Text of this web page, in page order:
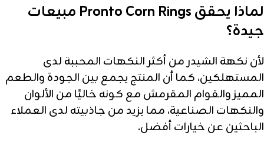
لماذا يحقق Pronto Corn Rings مبيعات
جيدة؟
لأن نكهة الشيدر من أكثر النكهات المحببة لدى
المستهلكين، كما أن المنتج يجمع بين الجودة والطعم
المميز والقوام المقرمش مع كونه خاليًا من الألوان
والنكهات الصناعية، مما يزيد من جاذبيته لدى العملاء
الباحثين عن خيارات أفضل.